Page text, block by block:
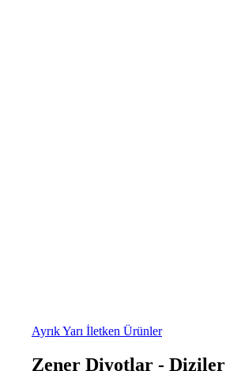
Ayrık Yarı İletken Ürünler
Zener Diyotlar - Diziler